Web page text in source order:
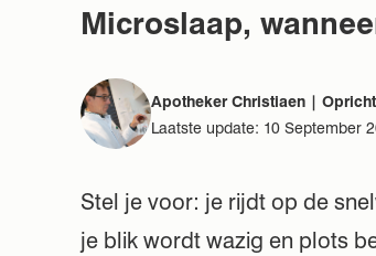
Microslaap,
Apotheker Christiaen |
Laatste update: 10 September
Stel je voor: je rijdt op de
je blik wordt wazig en plots